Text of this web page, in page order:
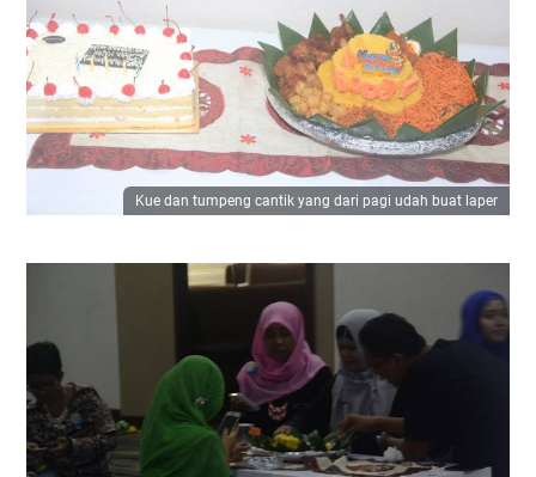
Kue dan tumpeng cantik yang dari pagi udah buat laper